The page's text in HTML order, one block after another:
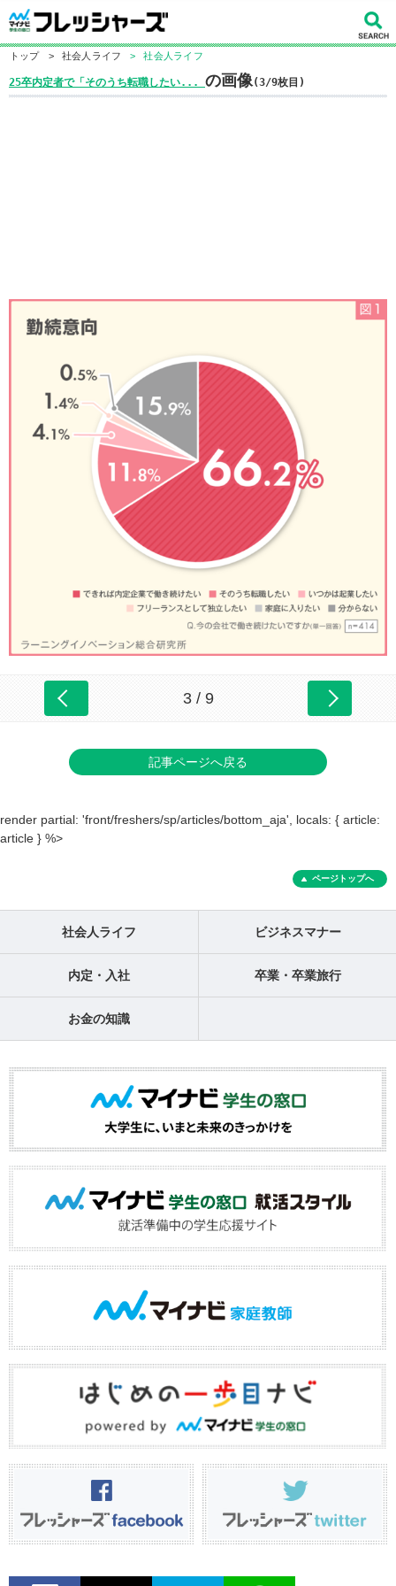
トップ > 社会人ライフ > 社会人ライフ
25卒内定者で「そのうち転職したい... の画像(3/9枚目)
3 / 9
記事ページへ戻る
render partial: 'front/freshers/sp/articles/bottom_aja', locals: { article:
article } %>
ページトップへ
社会人ライフ ビジネスマナー
内定・入社 卒業・卒業旅行
お金の知識